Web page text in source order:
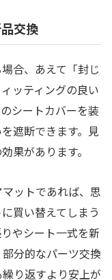
交換
合、あえて「封じ
ッティングの良い
シートカバーを装
遮断できます。見
果があります。
ットであれば、思
買い替えてしまう
やシート一式を新
分的なパーツ交換
り返すより安上が